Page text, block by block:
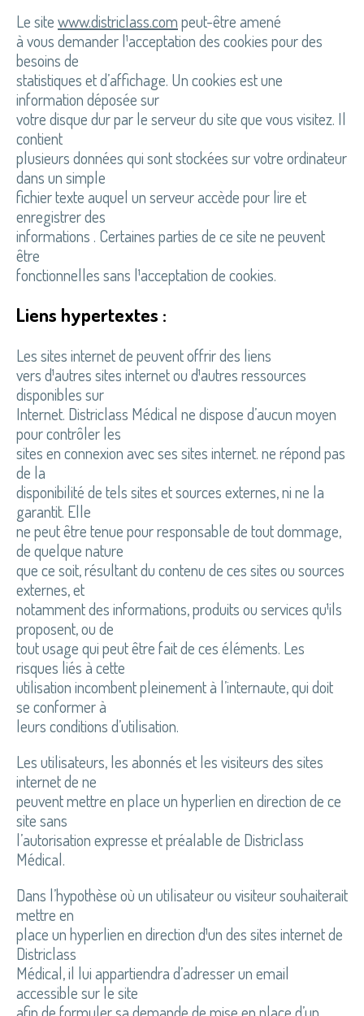
Le sitewww.districlass.compeut-être amené
à vous demander l¹acceptation des cookies pour des
besoins de
statistiques et d’affichage. Un cookies est une
information déposée sur
votre disque dur par le serveur du site que vous visitez. Il
contient
plusieurs données qui sont stockées sur votre ordinateur
dans un simple
fichier texte auquel un serveur accède pour lire et
enregistrer des
informations . Certaines parties de ce site ne peuvent
être
fonctionnelles sans l¹acceptation de cookies.
Liens hypertextes :
Les sites internet de peuvent offrir des liens
vers d¹autres sites internet ou d¹autres ressources
disponibles sur
Internet. Districlass Médical ne dispose d’aucun moyen
pour contrôler les
sites en connexion avec ses sites internet. ne répond pas
de la
disponibilité de tels sites et sources externes, ni ne la
garantit. Elle
ne peut être tenue pour responsable de tout dommage,
de quelque nature
que ce soit, résultant du contenu de ces sites ou sources
externes, et
notamment des informations, produits ou services qu¹ils
proposent, ou de
tout usage qui peut être fait de ces éléments. Les
risques liés à cette
utilisation incombent pleinement à l’internaute, qui doit
se conformer à
leurs conditions d’utilisation.
Les utilisateurs, les abonnés et les visiteurs des sites
internet de ne
peuvent mettre en place un hyperlien en direction de ce
site sans
l’autorisation expresse et préalable de Districlass
Médical.
Dans l’hypothèse où un utilisateur ou visiteur souhaiterait
mettre en
place un hyperlien en direction d¹un des sites internet de
Districlass
Médical, il lui appartiendra d’adresser un email
accessible sur le site